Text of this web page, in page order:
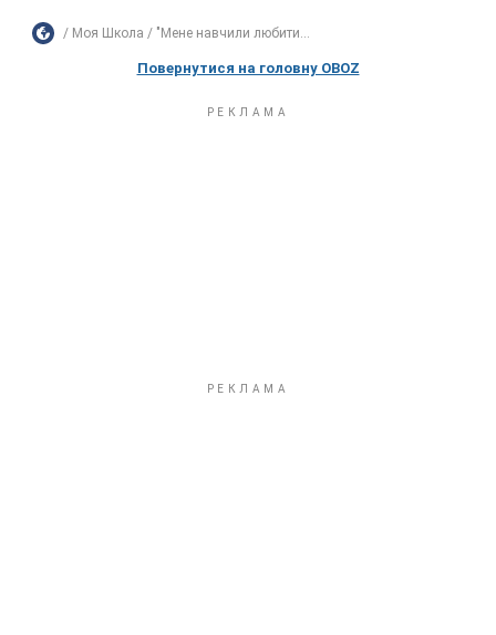
Моя Школа "Мене навчили любити...
Повернутися на головну OBOZ